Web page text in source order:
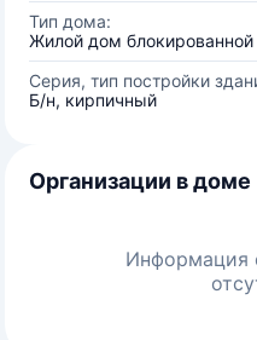
Тип дома:
Жилой дом блокированной
Серия, тип постройки
Б/н, кирпичный
Организации в доме
Информация